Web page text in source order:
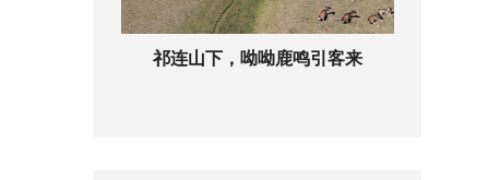
祁连山下，呦呦鹿鸣引客来